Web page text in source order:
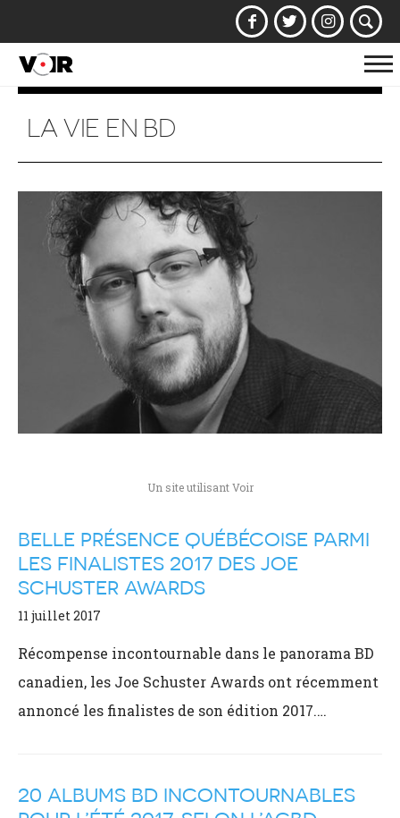
la
LA VIE EN BD
Un site utilisant Voir
BELLE PRÉSENCE QUÉBÉCOISE PARMI
LES FINALISTES 2017 DES JOE
SCHUSTER AWARDS
11 juillet 2017
Récompense incontournable dans le panorama BD
canadien, les Joe Schuster Awards ont récemment
annoncé les finalistes de son édition 2017.…
20 ALBUMS BD INCONTOURNABLES